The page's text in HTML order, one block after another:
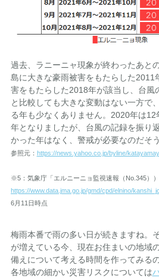
過去、ラニーニャ現象が終わったあと
島に大きな豪雨被害をもたらした2011
害をもたらした2018年が該当し、台風
と比較しても大きな変動はない一方で
る年も少なくありません。2020年は
年となりましたが、台風の記録を振り
かった年はなく、警戒が必要なのだそう
参照元： https://news.yahoo.co.jp/byline/
※5：気象庁「エルニーニョ監視速報（No.345））
https://www.data.jma.go.jp/gmd/cpd/elnino/
6月11日時点
梅雨本番で雨の多い日が続きますね。
が増えている今、現在お住まいの地域
備えについて考える時間を作ってみる
各地域の細かい災害リスクについては